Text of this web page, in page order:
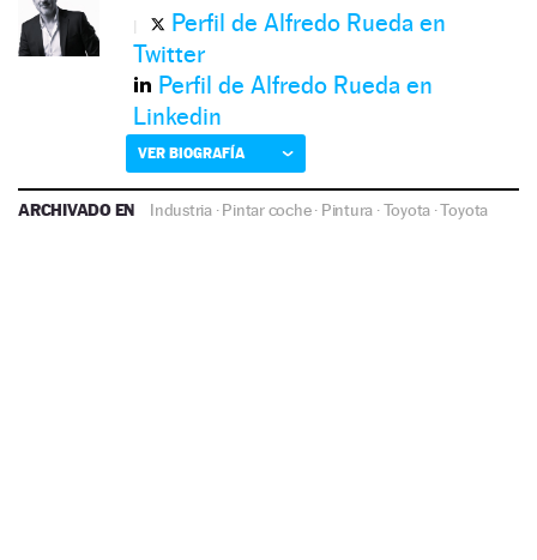
Perfil de Alfredo Rueda en
Twitter
Perfil de Alfredo Rueda en
Linkedin
VER BIOGRAFÍA
ARCHIVADO EN Industria·Pintar coche· Pintura ·Toyota ·Toyota